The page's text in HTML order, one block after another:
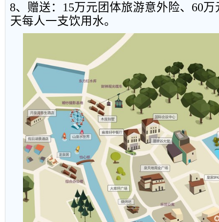
8、赠送： 15万元团体旅游意外险、 60万
天每人一支饮用水。